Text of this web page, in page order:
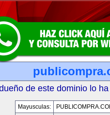
de este dominio lo
Mayusculas: